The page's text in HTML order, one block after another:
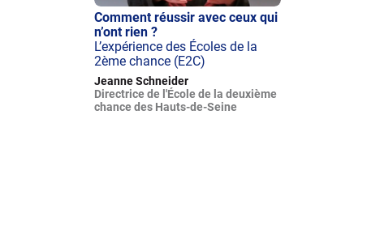
Comment réussir avec ceux qui
n’ont rien ?
L’expérience des Écoles de la
2ème chance (E2C)
Jeanne Schneider
Directrice de l'École de la deuxième
chance des Hauts-de-Seine